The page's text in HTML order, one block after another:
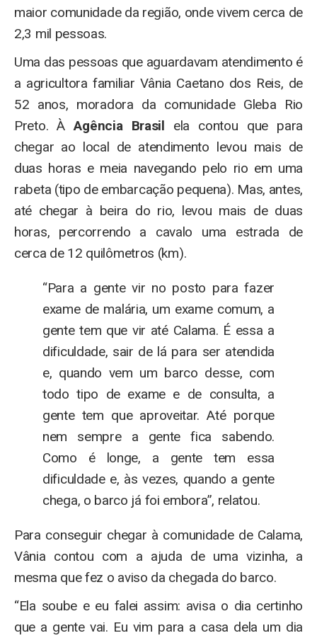
maior comunidade da região, onde vivem cerca de
2,3 mil pessoas.
Uma das pessoas que aguardavam atendimento é
a agricultora familiar Vânia Caetano dos Reis, de
52 anos, moradora da comunidade Gleba Rio
Preto. ÀAgência Brasil ela contou que para
chegar ao local de atendimento levou mais de
duas horas e meia navegando pelo rio em uma
rabeta (tipo de embarcação pequena). Mas, antes,
até chegar à beira do rio, levou mais de duas
horas, percorrendo a cavalo uma estrada de
cerca de 12 quilômetros (km).
“Para a gente vir no posto para fazer
exame de malária, um exame comum, a
gente tem que vir até Calama. É essa a
dificuldade, sair de lá para ser atendida
e, quando vem um barco desse, com
todo tipo de exame e de consulta, a
gente tem que aproveitar. Até porque
nem sempre a gente fica sabendo.
Como é longe, a gente tem essa
dificuldade e, às vezes, quando a gente
chega, o barco já foi embora”, relatou.
Para conseguir chegar à comunidade de Calama,
Vânia contou com a ajuda de uma vizinha, a
mesma que fez o aviso da chegada do barco.
“Ela soube e eu falei assim: avisa o dia certinho
que a gente vai. Eu vim para a casa dela um dia